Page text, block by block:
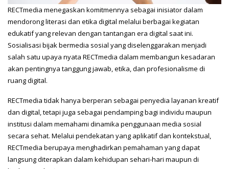
RECTmedia menegaskan komitmennya sebagai inisiator dalam
mendorong literasi dan etika digital melalui berbagai kegiatan
edukatif yang relevan dengan tantangan era digital saat ini.
Sosialisasi bijak bermedia sosial yang diselenggarakan menjadi
salah satu upaya nyata RECTmedia dalam membangun kesadaran
akan pentingnya tanggung jawab, etika, dan profesionalisme di
ruang digital.
RECTmedia tidak hanya berperan sebagai penyedia layanan kreatif
dan digital, tetapi juga sebagai pendamping bagi individu maupun
institusi dalam memahami dinamika penggunaan media sosial
secara sehat. Melalui pendekatan yang aplikatif dan kontekstual,
RECTmedia berupaya menghadirkan pemahaman yang dapat
langsung diterapkan dalam kehidupan sehari-hari maupun di